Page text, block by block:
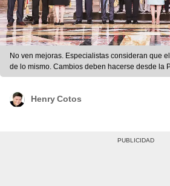
No ven mejoras. Especialistas consideran que
de lo mismo. Cambios deben hacerse desde la
Henry Cotos